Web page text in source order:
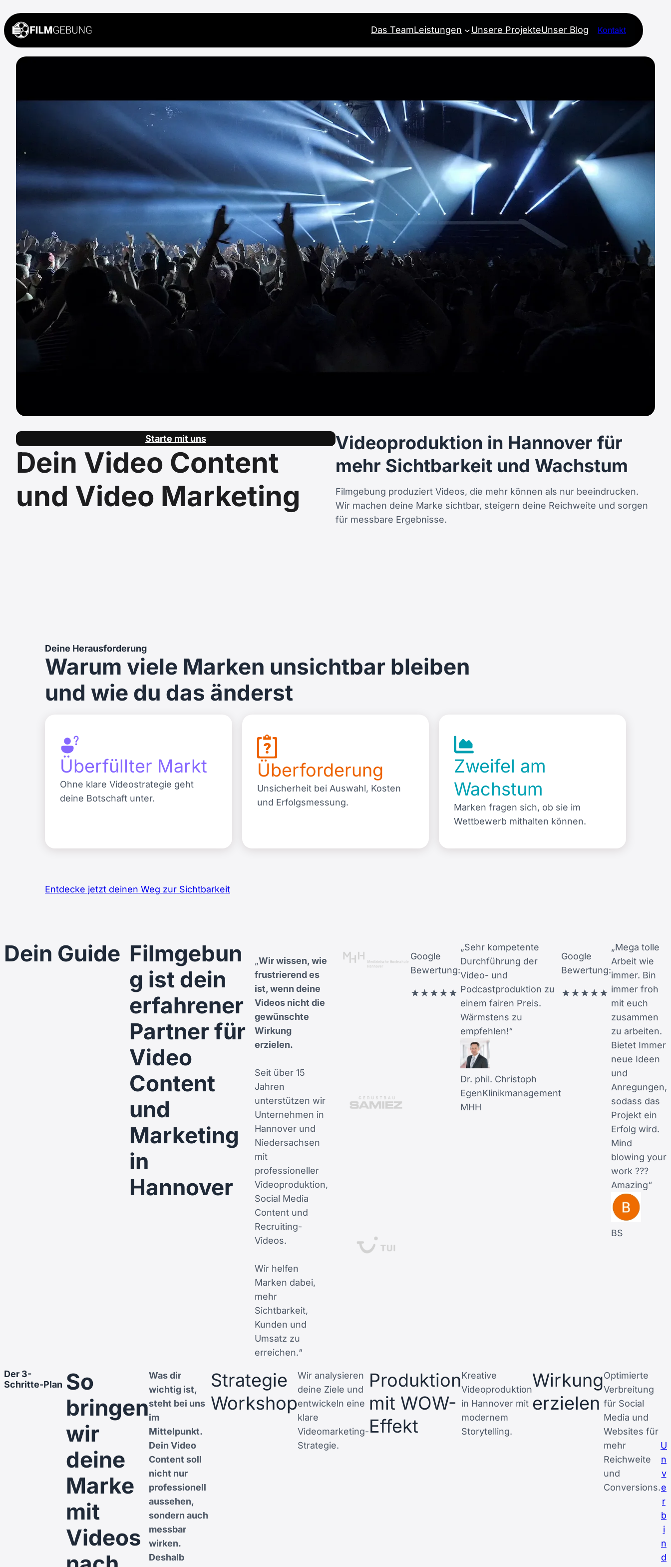
Das TeamLeistungen Unsere ProjekteUnser Blog Kontakt
Starte mit uns
Dein Video Content
und Video Marketing
Videoproduktion in Hannover für
mehr Sichtbarkeit und Wachstum
Filmgebung produziert Videos, die mehr können als nur beeindrucken.
Wir machen deine Marke sichtbar, steigern deine Reichweite und sorgen
für messbare Ergebnisse.
Deine Herausforderung
Warum viele Marken unsichtbar bleiben
und wie du das änderst
Überfüllter Markt
Ohne klare Videostrategie geht
deine Botschaft unter.
Überforderung
Unsicherheit bei Auswahl, Kosten
und Erfolgsmessung.
Zweifel am
Wachstum
Marken fragen sich, ob sie im
Wettbewerb mithalten können.
Entdecke jetzt deinen Weg zur Sichtbarkeit
Dein Guide Filmgebun
g ist dein
erfahrener
Partner für
Video
Content
und
Marketing
in
Hannover
„Wir wissen, wie
frustrierend es
ist, wenn deine
Videos nicht die
gewünschte
Wirkung
erzielen.
Seit über 15
Jahren
unterstützen wir
Unternehmen in
Hannover und
Niedersachsen
mit
professioneller
Videoproduktion,
Social Media
Content und
Recruiting-
Videos.
Wir helfen
Marken dabei,
mehr
Sichtbarkeit,
Kunden und
Umsatz zu
erreichen.“
Google
Bewertung:
★★★★★
„Sehr kompetente
Durchführung der
Video- und
Podcastproduktion zu
einem fairen Preis.
Wärmstens zu
empfehlen!“
Dr. phil. Christoph
EgenKlinikmanagement
MHH
Google
Bewertung:
★★★★★
„Mega tolle
Arbeit wie
immer. Bin
immer froh
mit euch
zusammen
zu arbeiten.
Bietet Immer
neue Ideen
und
Anregungen,
sodass das
Projekt ein
Erfolg wird.
Mind
blowing your
work ???
Amazing“
BS
Der 3-
Schritte-Plan So
bringen
wir
deine
Marke
mit
Videos
Was dir
wichtig ist,
steht bei uns
im
Mittelpunkt.
Dein Video
Content soll
nicht nur
professionell
aussehen,
sondern auch
messbar
wirken.
Deshalb
Strategie
Workshop
Wir analysieren
deine Ziele und
entwickeln eine
klare
Videomarketing-
Strategie.
Produktion
mit WOW-
Effekt
Kreative
Videoproduktion
in Hannover mit
modernem
Storytelling.
Wirkung
erzielen
Optimierte
Verbreitung
für Social
Media und
Websites für
mehr
Reichweite
und
Conversions.
U
n
v
e
r
b
i
n
d